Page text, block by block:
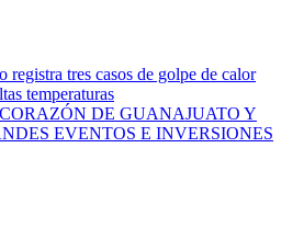
registra tres casos de golpe de calor
temperaturas
DE GUANAJUATO Y
EVENTOS E INVERSIONES